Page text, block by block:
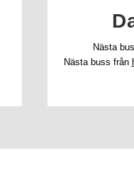
Nästa
Nästa buss från